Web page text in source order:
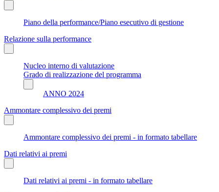
Piano della performance/Piano esecutivo di gestione
Relazione sulla performance
Nucleo interno di valutazione
Grado di realizzazione del programma
ANNO 2024
Ammontare complessivo dei premi
Ammontare complessivo dei premi - in formato tabellare
Dati relativi ai premi
Dati relativi ai premi - in formato tabellare